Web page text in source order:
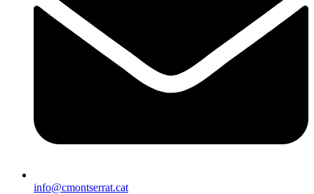
info@cmontserrat.cat